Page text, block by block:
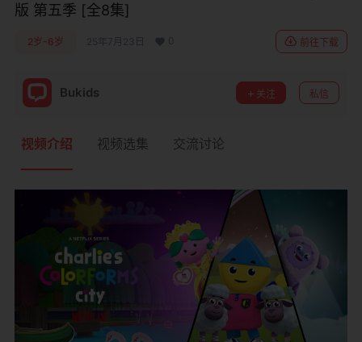
版 第五季 [全8集]
2岁-6岁 25年7月23日 前往下载
Bukids 关注 私信
视频介绍 视频选集 交流讨论